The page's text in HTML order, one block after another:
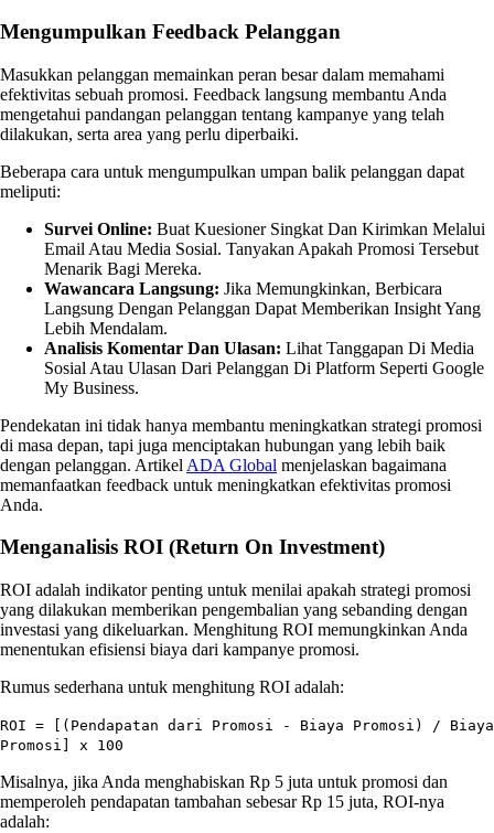
Mengumpulkan Feedback Pelanggan
Masukkan pelanggan memainkan peran besar dalam memahami
efektivitas sebuah promosi. Feedback langsung membantu Anda
mengetahui pandangan pelanggan tentang kampanye yang telah
dilakukan, serta area yang perlu diperbaiki.
Beberapa cara untuk mengumpulkan umpan balik pelanggan dapat
meliputi:
Survei Online: Buat Kuesioner Singkat Dan Kirimkan Melalui
Email Atau Media Sosial. Tanyakan Apakah Promosi Tersebut
Menarik Bagi Mereka.
Wawancara Langsung: Jika Memungkinkan, Berbicara
Langsung Dengan Pelanggan Dapat Memberikan Insight Yang
Lebih Mendalam.
Analisis Komentar Dan Ulasan: Lihat Tanggapan Di Media
Sosial Atau Ulasan Dari Pelanggan Di Platform Seperti Google
My Business.
Pendekatan ini tidak hanya membantu meningkatkan strategi promosi
di masa depan, tapi juga menciptakan hubungan yang lebih baik
dengan pelanggan. Artikel ADA Global menjelaskan bagaimana
memanfaatkan feedback untuk meningkatkan efektivitas promosi
Anda.
Menganalisis ROI (Return On Investment)
ROI adalah indikator penting untuk menilai apakah strategi promosi
yang dilakukan memberikan pengembalian yang sebanding dengan
investasi yang dikeluarkan. Menghitung ROI memungkinkan Anda
menentukan efisiensi biaya dari kampanye promosi.
Rumus sederhana untuk menghitung ROI adalah:
ROI = [(Pendapatan dari Promosi - Biaya Promosi) / Biaya
Promosi] x 100
Misalnya, jika Anda menghabiskan Rp 5 juta untuk promosi dan
memperoleh pendapatan tambahan sebesar Rp 15 juta, ROI-nya
adalah: